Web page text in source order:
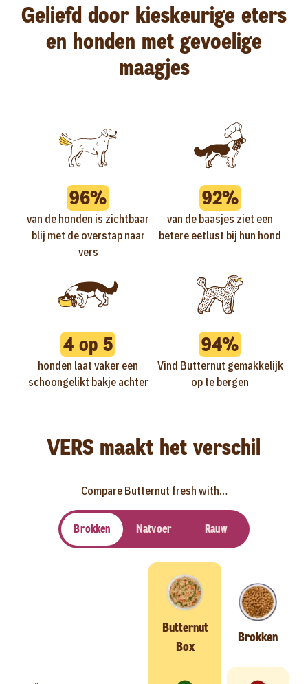
Geliefd door kieskeurige eters
en honden met gevoelige
maagjes
96%
van de honden is zichtbaar
blij met de overstap naar
vers
92%
van de baasjes ziet een
betere eetlust bij hun hond
4 op 5
honden laat vaker een
schoongelikt bakje achter
94%
Vind Butternut gemakkelijk
op te bergen
VERS maakt het verschil
Compare Butternut fresh with…
Brokken Natvoer Rauw
Butternut
Box
Brokken